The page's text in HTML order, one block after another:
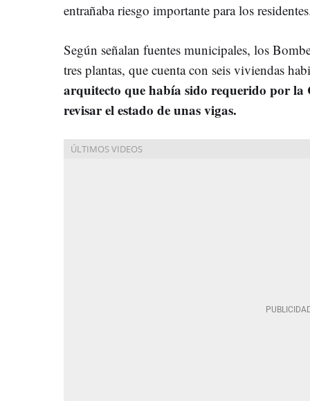
entrañaba riesgo importante para los
Según señalan fuentes municipales, los
tres plantas, que cuenta con seis viviendas
arquitecto que había sido requerido por la
revisar el estado de unas vigas.